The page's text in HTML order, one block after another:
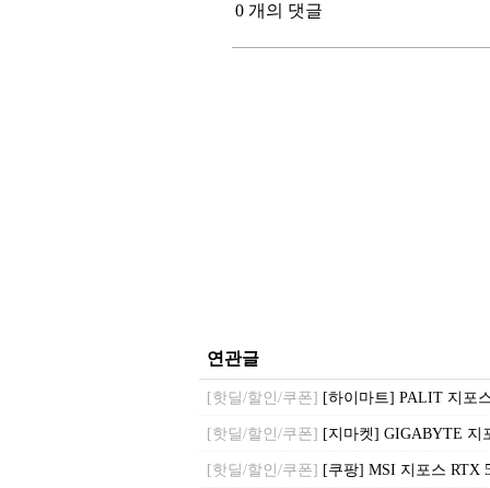
0 개의 댓글
연관글
[핫딜/할인/쿠폰] [하이마트] PALIT 지포
[핫딜/할인/쿠폰] [지마켓] GIGABYTE 지
[핫딜/할인/쿠폰] [쿠팡] MSI 지포스 RTX